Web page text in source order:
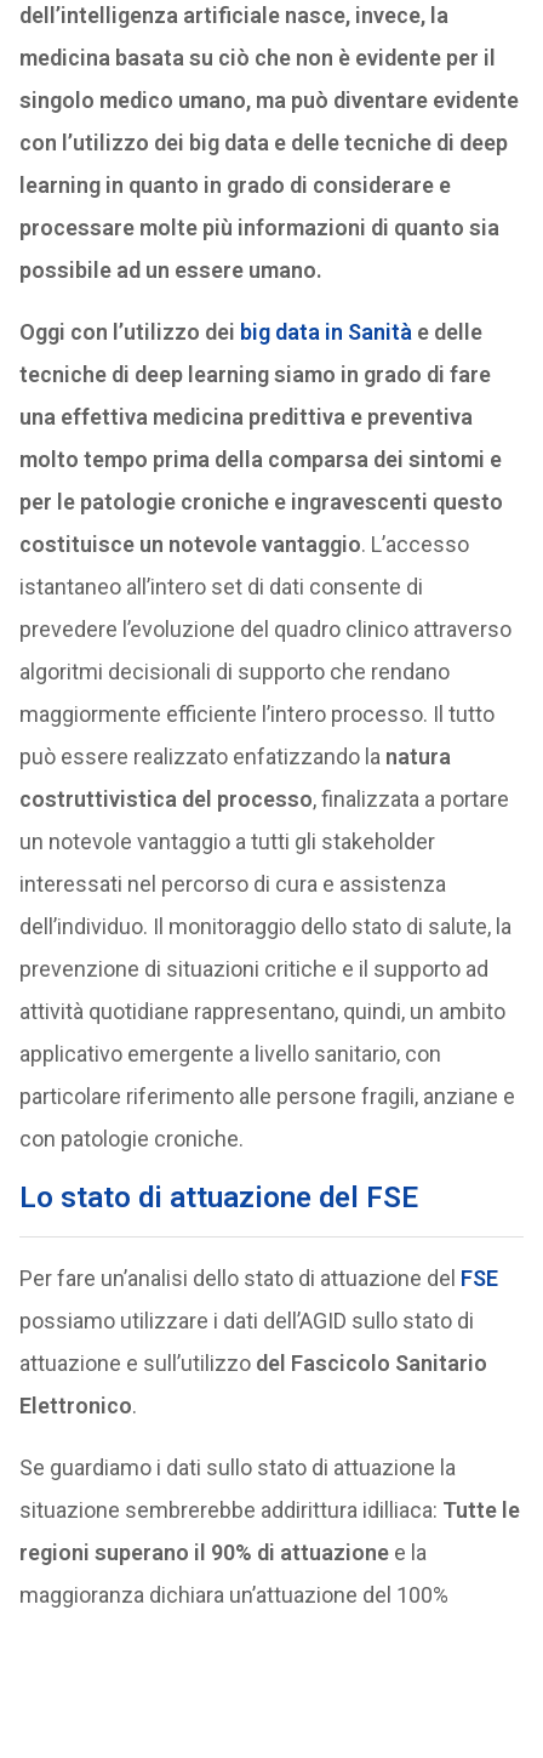
dell’intelligenza artificiale nasce, invece, la
medicina basata su ciò che non è evidente per il
singolo medico umano, ma può diventare evidente
con l’utilizzo dei big data e delle tecniche di deep
learning in quanto in grado di considerare e
processare molte più informazioni di quanto sia
possibile ad un essere umano.
Oggi con l’utilizzo dei big data in Sanità e delle
tecniche di deep learning siamo in grado di fare
una effettiva medicina predittiva e preventiva
molto tempo prima della comparsa dei sintomi e
per le patologie croniche e ingravescenti questo
costituisce un notevole vantaggio. L’accesso
istantaneo all’intero set di dati consente di
prevedere l’evoluzione del quadro clinico attraverso
algoritmi decisionali di supporto che rendano
maggiormente efficiente l’intero processo. Il tutto
può essere realizzato enfatizzando la natura
costruttivistica del processo, finalizzata a portare
un notevole vantaggio a tutti gli stakeholder
interessati nel percorso di cura e assistenza
dell’individuo. Il monitoraggio dello stato di salute, la
prevenzione di situazioni critiche e il supporto ad
attività quotidiane rappresentano, quindi, un ambito
applicativo emergente a livello sanitario, con
particolare riferimento alle persone fragili, anziane e
con patologie croniche.
Lo stato di attuazione del FSE
Per fare un’analisi dello stato di attuazione del FSE
possiamo utilizzare i dati dell’AGID sullo stato di
attuazione e sull’utilizzo del Fascicolo Sanitario
Elettronico.
Se guardiamo i dati sullo stato di attuazione la
situazione sembrerebbe addirittura idilliaca: Tutte le
regioni superano il 90% di attuazionee la
maggioranza dichiara un’attuazione del 100%